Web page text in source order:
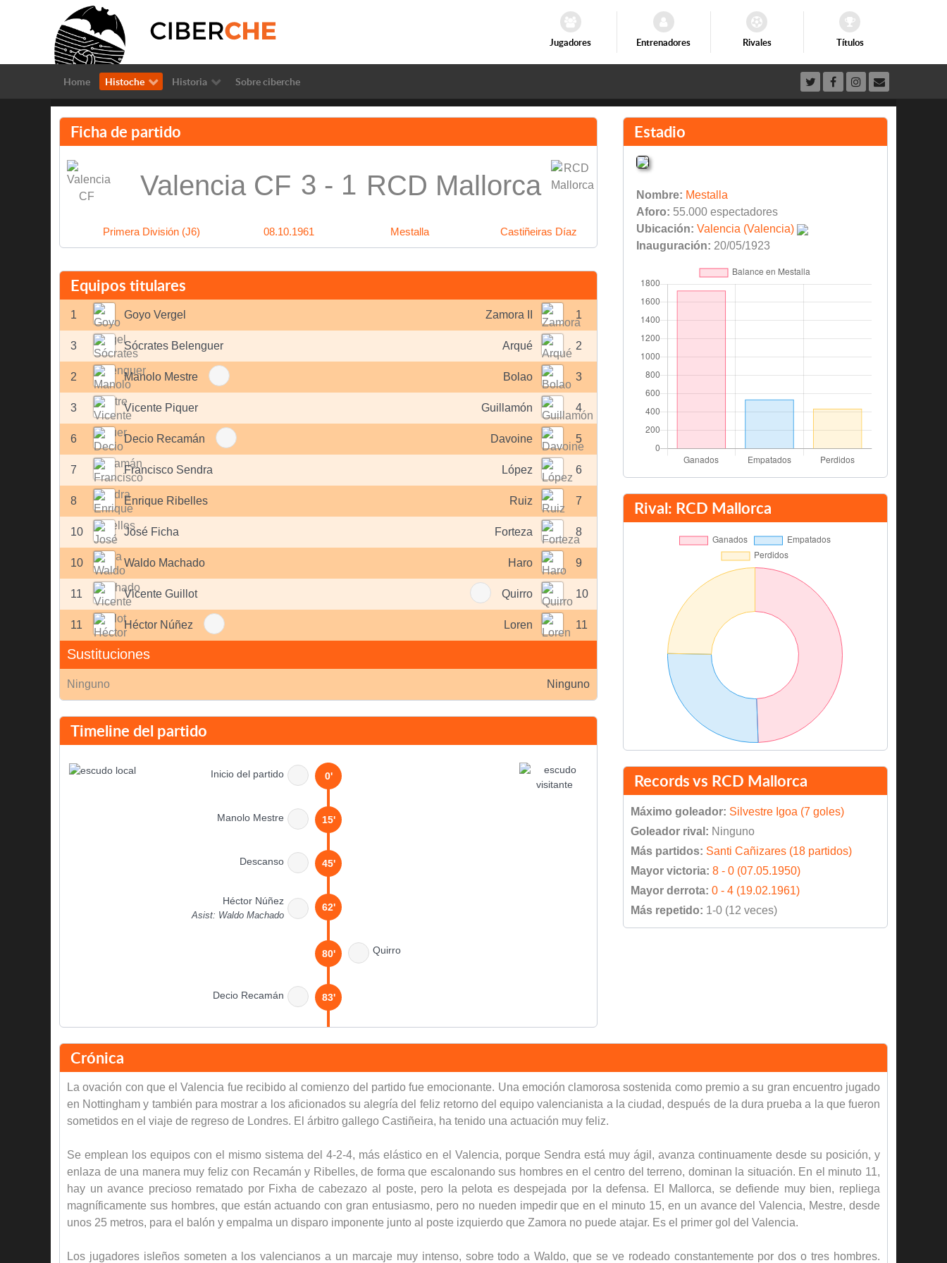
Jugadores Entrenadores Rivales Títulos
Home Histoche Historia Sobre ciberche
Ficha de partido
Valencia CF 3 - 1 RCD Mallorca
Primera División (J6) 08.10.1961 Mestalla Castiñeiras Díaz
Equipos titulares
1 Goyo Vergel
3 Sócrates Belenguer
2 Manolo Mestre
3 Vicente Piquer
6 Decio Recamán
7 Francisco Sendra
8 Enrique Ribelles
10 José Ficha
10 Waldo Machado
11 Vicente Guillot
11 Héctor Núñez
Sustituciones
Ninguno
1
Zamora II
2
Arqué
3
Bolao
4
Guillamón
5
Davoine
6
López
7
Ruiz
8
Forteza
9
Haro
10
Quirro
11
Loren
Ninguno
Timeline del partido
Inicio del partido 0'
Manolo Mestre 15'
Descanso 45'
Héctor Núñez
Asist: Waldo Machado
62'
Quirro
80'
Decio Recamán 83'
90'
Estadio
Nombre: Mestalla
Aforo: 55.000 espectadores
Ubicación: Valencia (Valencia)
Inauguración: 20/05/1923
Rival: RCD Mallorca
Records vs RCD Mallorca
Máximo goleador: Silvestre Igoa (7 goles)
Goleador rival: Ninguno
Más partidos: Santi Cañizares (18 partidos)
Mayor victoria: 8 - 0 (07.05.1950)
Mayor derrota: 0 - 4 (19.02.1961)
Más repetido: 1-0 (12 veces)
Crónica
La ovación con que el Valencia fue recibido al comienzo del partido fue emocionante. Una emoción clamorosa sostenida como premio a su gran encuentro jugado
en Nottingham y también para mostrar a los aficionados su alegría del feliz retorno del equipo valencianista a la ciudad, después de la dura prueba a la que fueron
sometidos en el viaje de regreso de Londres. El árbitro gallego Castiñeira, ha tenido una actuación muy feliz.
Se emplean los equipos con el mismo sistema del 4-2-4, más elástico en el Valencia, porque Sendra está muy ágil, avanza continuamente desde su posición, y
enlaza de una manera muy feliz con Recamán y Ribelles, de forma que escalonando sus hombres en el centro del terreno, dominan la situación. En el minuto 11,
hay un avance precioso rematado por Fixha de cabezazo al poste, pero la pelota es despejada por la defensa. El Mallorca, se defiende muy bien, repliega
magníficamente sus hombres, que están actuando con gran entusiasmo, pero no nueden impedir que en el minuto 15, en un avance del Valencia, Mestre, desde
unos 25 metros, para el balón y empalma un disparo imponente junto al poste izquierdo que Zamora no puede atajar. Es el primer gol del Valencia.
Los jugadores isleños someten a los valencianos a un marcaje muy intenso, sobre todo a Waldo, que se ve rodeado constantemente por dos o tres hombres.